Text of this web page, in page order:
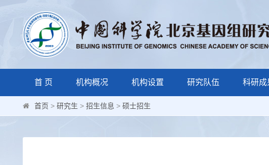
首 页 机构概况 机构设置 研究队伍 科研成
首页 > 研究生 > 招生信息 > 硕士招生